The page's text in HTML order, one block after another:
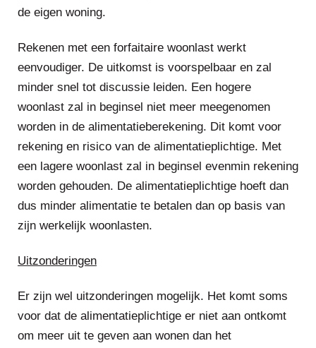
de eigen woning.
Rekenen met een forfaitaire woonlast werkt
eenvoudiger. De uitkomst is voorspelbaar en zal
minder snel tot discussie leiden. Een hogere
woonlast zal in beginsel niet meer meegenomen
worden in de alimentatieberekening. Dit komt voor
rekening en risico van de alimentatieplichtige. Met
een lagere woonlast zal in beginsel evenmin rekening
worden gehouden. De alimentatieplichtige hoeft dan
dus minder alimentatie te betalen dan op basis van
zijn werkelijk woonlasten.
Uitzonderingen
Er zijn wel uitzonderingen mogelijk. Het komt soms
voor dat de alimentatieplichtige er niet aan ontkomt
om meer uit te geven aan wonen dan het